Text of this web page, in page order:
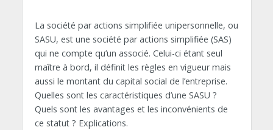
La société par actions simplifiée unipersonnelle, ou
SASU, est une société par actions simplifiée (SAS)
qui ne compte qu’un associé. Celui-ci étant seul
maître à bord, il définit les règles en vigueur mais
aussi le montant du capital social de l’entreprise.
Quelles sont les caractéristiques d’une SASU ?
Quels sont les avantages et les inconvénients de
ce statut ? Explications.